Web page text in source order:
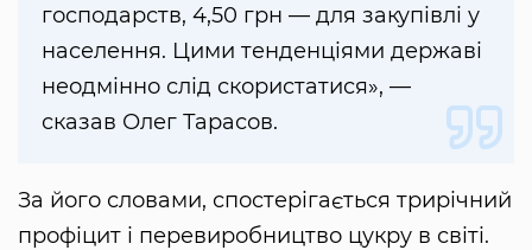
господарств, 4,50 грн — для закупівлі у
населення. Цими тенденціями державі
неодмінно слід скористатися», —
сказав Олег Тарасов.
За його словами, спостерігається трирічний
профіцит і перевиробництво цукру в світі.